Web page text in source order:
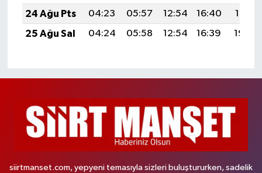
24 Ağu Pts
04:23 05:57 12:54 16:40
19:41
25 Ağu Sal
04:24 05:58 12:54 16:39 19:40
siirtmanset.com, yepyeni temasıyla sizleri buluştururken, sadelik